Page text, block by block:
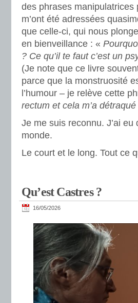
des phrases
m’ont été adressées
que celle-ci, qui nous
en bienveillance : «
? Ce qu’il te faut c’est un
(Je note que ce livre
parce que la monstruosité
l’humour – je relève cette
rectum et cela m’a
Je me suis reconnu. J’ai eu
monde.
Le court et le long. Tout ce
Qu’est Castres ?
16/05/2026